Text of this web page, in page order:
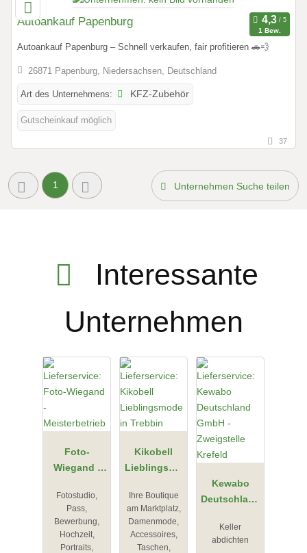
Autoankauf Papenburg
1 Bew.
Autoankauf Papenburg – Schnell verkaufen, fair profitieren 🚗💨
26871 Papenburg, Niedersachsen, Deutschland
Art des Unternehmens: KFZ-Zubehör
Gutscheinkauf möglich
37
1 Unternehmen Suche teilen
Interessante
Unternehmen
Foto-
Wiegand -
eb
Fotostudio,
Pass,
Bewerbung,
Hochzeit,
Portraits,
Kikobell
Lieblingsmo
Trebbin
Ihre Boutique
am Marktplatz,
Damenmode,
Accessoires,
Taschen,
Kewabo
Deutschland
Zweigstelle
Krefeld
Keller
abdichten